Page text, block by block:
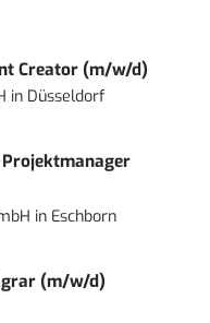
Creator (m/w/d)
in Düsseldorf
in Eschborn
(m/w/d)